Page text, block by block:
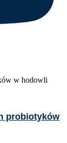
probiotyków